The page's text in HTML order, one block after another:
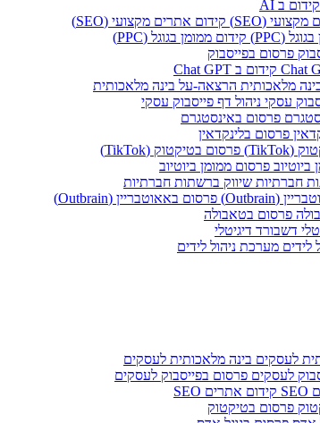
קידום ב AI
קידום אתרים מקצועי (SEO)
קידום ממומן בגוגל (PPC)
פרסום בפייסבוק
קידום ב Chat GPT
הרצאה-על בינה מלאכותית
ניהול דף פייסבוק עסקי
פרסום באינסטגרם
פרסום בלינקדאין
פרסום בטיקטוק (TikTok)
פרסום ממומן ביוטיוב
שיווק ברשתות חברתיות
פרסום באאוטבריין (Outbrain)
פרסום בטאבולה
דשבורד דיגיטלי
מערכת ניהול לידים
בינה מלאכותית לעסקים
פרסום בפייסבוק לעסקים
קידום אתרים SEO
פרסום בטיקטוק